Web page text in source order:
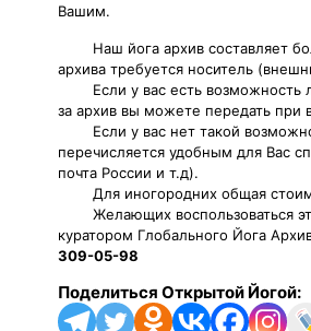
Вашим.
Наш йога архив составляет
архива требуется носитель
Если у вас есть
за архив вы можете передать при
Если у вас нет такой
перечисляется удобным для Вас
почта России и т.д).
Для иногородних общая
Желающих воспользоваться
куратором Глобального Йога
309-05-98
Поделиться Открытой Йогой: